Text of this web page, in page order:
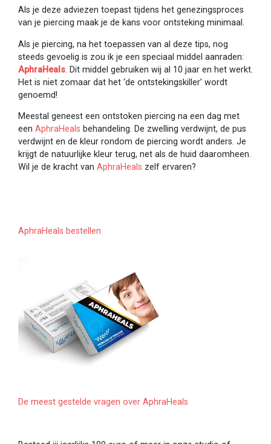
Als je deze adviezen toepast tijdens het genezingsproces
van je piercing maak je de kans voor ontsteking minimaal.
Als je piercing, na het toepassen van al deze tips, nog
steeds gevoelig is zou ik je een speciaal middel aanraden:
AphraHeals. Dit middel gebruiken wij al 10 jaar en het werkt.
Het is niet zomaar dat het ‘de ontstekingskiller’ wordt
genoemd!
Meestal geneest een ontstoken piercing na een dag met
een AphraHeals behandeling. De zwelling verdwijnt, de pus
verdwijnt en de kleur rondom de piercing wordt anders. Je
krijgt de natuurlijke kleur terug, net als de huid daaromheen.
Wil je de kracht van AphraHeals zelf ervaren?
AphraHeals bestellen
De meest gestelde vragen over AphraHeals